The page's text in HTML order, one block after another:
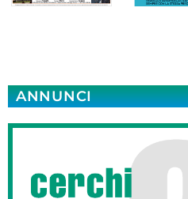
ANNUNCI